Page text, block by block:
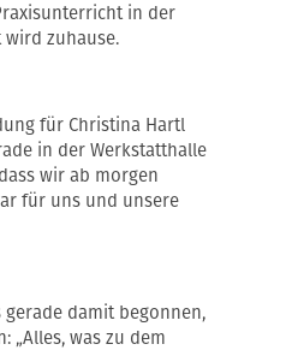
in der
zuhause.
für Christina Hartl
in der Werkstatthalle
wir ab morgen
für uns und unsere
gerade damit begonnen,
„Alles, was zu dem